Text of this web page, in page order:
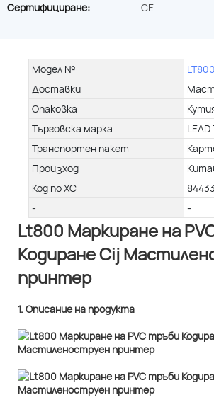
Сертифициране:
CE
Модел №
LT800
Доставки
Опаковка
Търговска марка
LEAD
Транспортен пакет
Произход
Код по ХС
-
-
Lt800 Маркиране на
Кодиране Cij
принтер
1. Описание на продукта